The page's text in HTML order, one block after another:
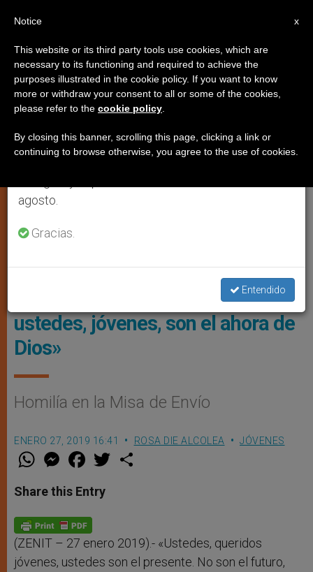
JÓVENES
Homilía Del Papa En La Misa De Envío JMJ 2019 © Vatican Media
Papa Francisco: «No son el futuro
ustedes, jóvenes, son el ahora de
Dios»
Homilía en la Misa de Envío
ENERO 27, 2019 16:41 ROSA DIE ALCOLEA JÓVENES
W
t
s
p
p
M
e
s
e
g
e
F
a
e
b
o
k
w
Share this Entry
(ZENIT – 27 enero 2019).- «Ustedes, queridos
jóvenes, ustedes son el presente. No son el futuro,
×
Aviso importante
Del 27 de julio al 7 de agosto haremos la pausa
anual, aprovechando que en el periodo de verano
se generan menos informaciones y también el
agosto.
Gracias.
Entendido
x
Notice
This website or its third party tools use cookies, which are
necessary to its functioning and required to achieve the
purposes illustrated in the cookie policy. If you want to know
more or withdraw your consent to all or some of the cookies,
please refer to the cookie policy
By closing this banner, scrolling this page, clicking a link or
continuing to browse otherwise, you agree to the use of cookies.